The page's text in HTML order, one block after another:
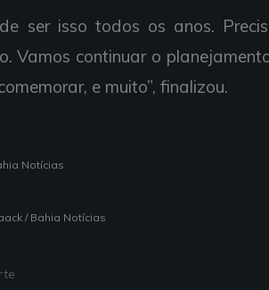
ser isso todos os anos.
Vamos continuar o
e muito”, finalizou.
Notícias
/ Bahia Notícias